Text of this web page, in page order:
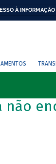
À INFORMAÇÃO
não